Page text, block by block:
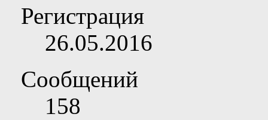
Регистрация
26.05.2016
Сообщений
158